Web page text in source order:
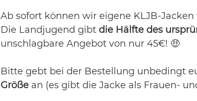
Ab sofort können wir eigene KLJB-
Die Landjugend gibt die Hälfte des
unschlagbare Angebot von nur 45€! 🤑
Bitte gebt bei der Bestellung unbedingt
Größe an (es gibt die Jacke als Frauen-